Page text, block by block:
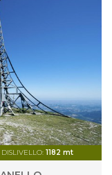
DISLIVELLO: 1182 mt